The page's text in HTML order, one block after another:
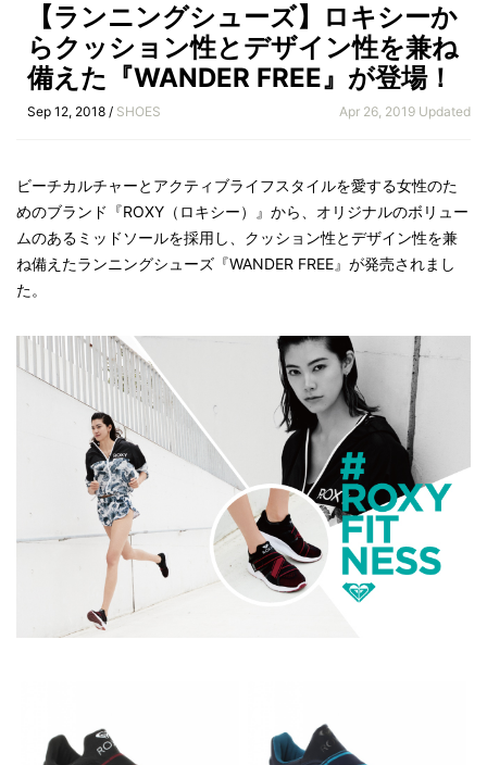
【ランニングシューズ】ロキシーか
らクッション性とデザイン性を兼ね
備えた『WANDER FREE』が登場！
Sep 12, 2018 / SHOES Apr 26, 2019 Updated
ビーチカルチャーとアクティブライフスタイルを愛する女性のた
めのブランド『ROXY（ロキシー）』から、オリジナルのボリュー
ムのあるミッドソールを採用し、クッション性とデザイン性を兼
ね備えたランニングシューズ『WANDER FREE』が発売されまし
た。